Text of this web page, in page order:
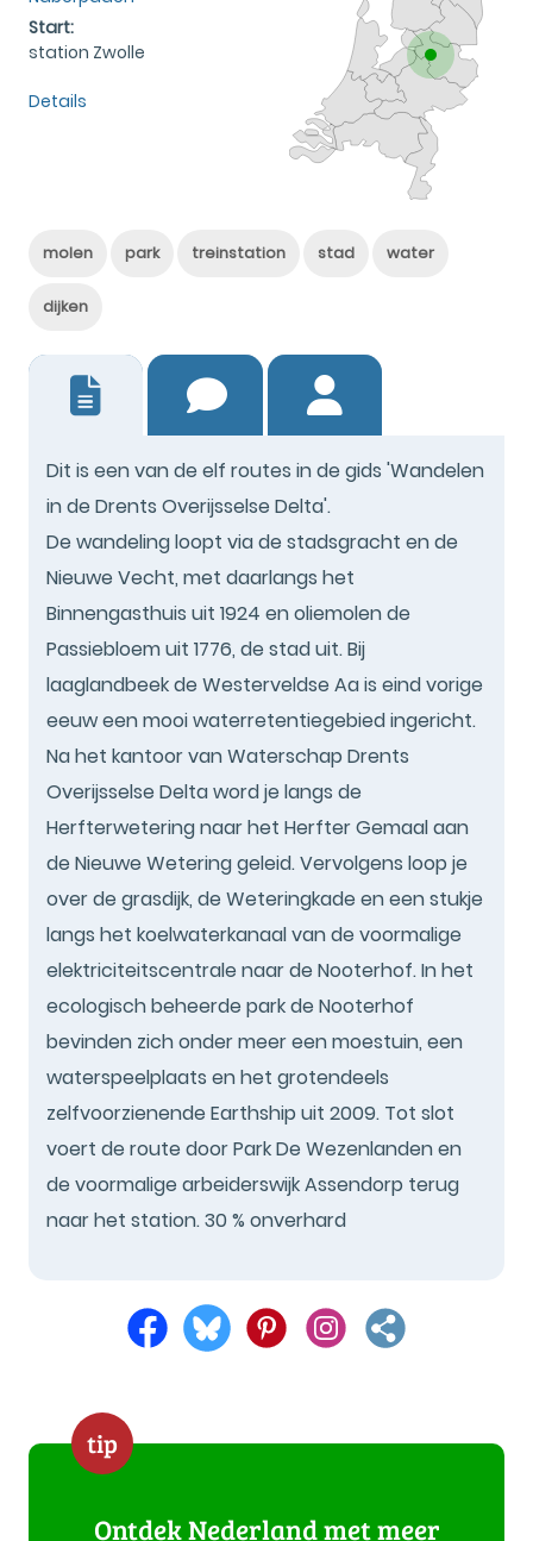
Start:
station Zwolle
Details
molen park treinstation stad water
dijken
Dit is een van de elf routes in de gids 'Wandelen
in de Drents Overijsselse Delta'.
De wandeling loopt via de stadsgracht en de
Nieuwe Vecht, met daarlangs het
Binnengasthuis uit 1924 en oliemolen de
Passiebloem uit 1776, de stad uit. Bij
laaglandbeek de Westerveldse Aa is eind vorige
eeuw een mooi waterretentiegebied ingericht.
Na het kantoor van Waterschap Drents
Overijsselse Delta word je langs de
Herfterwetering naar het Herfter Gemaal aan
de Nieuwe Wetering geleid. Vervolgens loop je
over de grasdijk, de Weteringkade en een stukje
langs het koelwaterkanaal van de voormalige
elektriciteitscentrale naar de Nooterhof. In het
ecologisch beheerde park de Nooterhof
bevinden zich onder meer een moestuin, een
waterspeelplaats en het grotendeels
zelfvoorzienende Earthship uit 2009. Tot slot
voert de route door Park De Wezenlanden en
de voormalige arbeiderswijk Assendorp terug
naar het station. 30 % onverhard
tip
Ontdek Nederland met meer